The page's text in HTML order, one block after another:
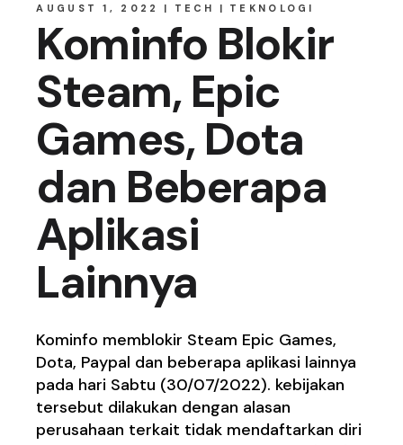
AUGUST 1, 2022 TECH TEKNOLOGI
Kominfo Blokir
Steam, Epic
Games, Dota
dan Beberapa
Aplikasi
Lainnya
Kominfo memblokir Steam Epic Games,
Dota, Paypal dan beberapa aplikasi lainnya
pada hari Sabtu (30/07/2022). kebijakan
tersebut dilakukan dengan alasan
perusahaan terkait tidak mendaftarkan diri